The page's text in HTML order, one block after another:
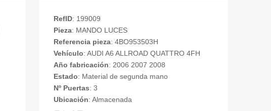
RefID: 199009
Pieza: MANDO LUCES
Referencia pieza: 4BO953503H
Vehículo: AUDI A6 ALLROAD QUATTRO 4FH
Año fabricación: 2006 2007 2008
Estado: Material de segunda mano
Nº Puertas: 3
Ubicación: Almacenada